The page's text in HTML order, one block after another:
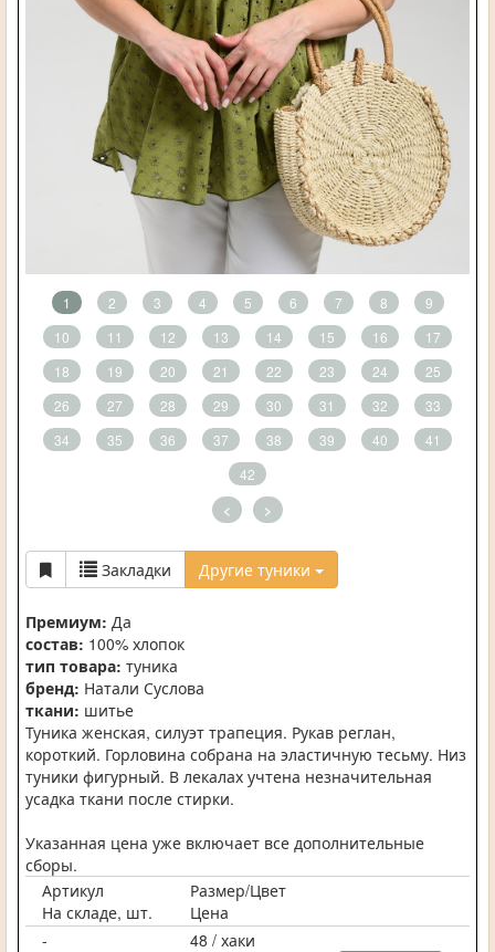
1 2 3 4 5 6 7 8
9
10
11 12 13 14 15 16
17
18
19 20 21 22 23 24
25
26
27 28 29 30 31 32
33
34
35 36 37 38 39 40
41
42
< >
Закладки Другие туники
Премиум: Да
состав: 100% хлопок
тип товара: туника
бренд: Натали Суслова
ткани: шитье
Туника женская, силуэт трапеция. Рукав реглан,
короткий. Горловина собрана на эластичную тесьму. Низ
туники фигурный. В лекалах учтена незначительная
усадка ткани после стирки.
Указанная цена уже включает все дополнительные
сборы.
Артикул
Размер/Цвет
На складе, шт.
Цена
-
48 / хаки